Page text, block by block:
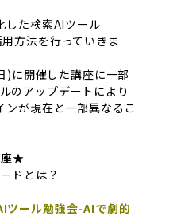
した検索AIツール
方法を行っていきま
に開催した講座に一部
のアップデートにより
が現在と一部異なるこ
座★
ドとは？
ツール勉強会-AIで劇的